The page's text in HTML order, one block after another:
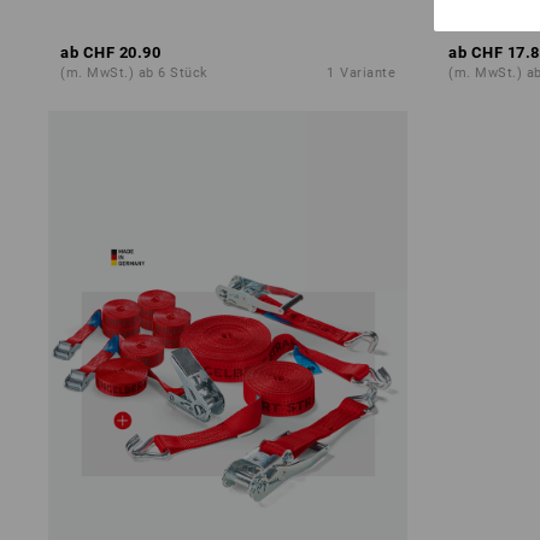
ab CHF 20.90
(m. MwSt.) ab 6 Stück 1 Variante
ab CHF
(m. MwSt.)